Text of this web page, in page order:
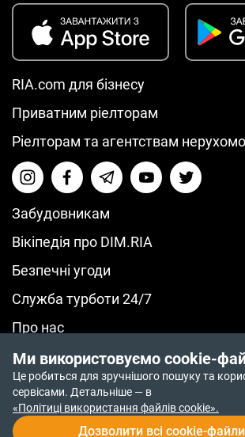
Ми використовуємо cookie-
Це робиться для зручнішого пошуку та
сервісами. Детальніше — в
«Політиці використання файлів cookie».
Дозволити всі cookie-файли
RIA.com для бізнесу
Приватним ріелторам
Ріелторам та агентствам
Забудовникам
Вікіпедія про DIM.RIA
Безпечні угоди
Служба турботи 24/7
Про нас
© 2014-2026 RIA.com
Політика повернення коштів
Політика приватності
Політика конфіденційності